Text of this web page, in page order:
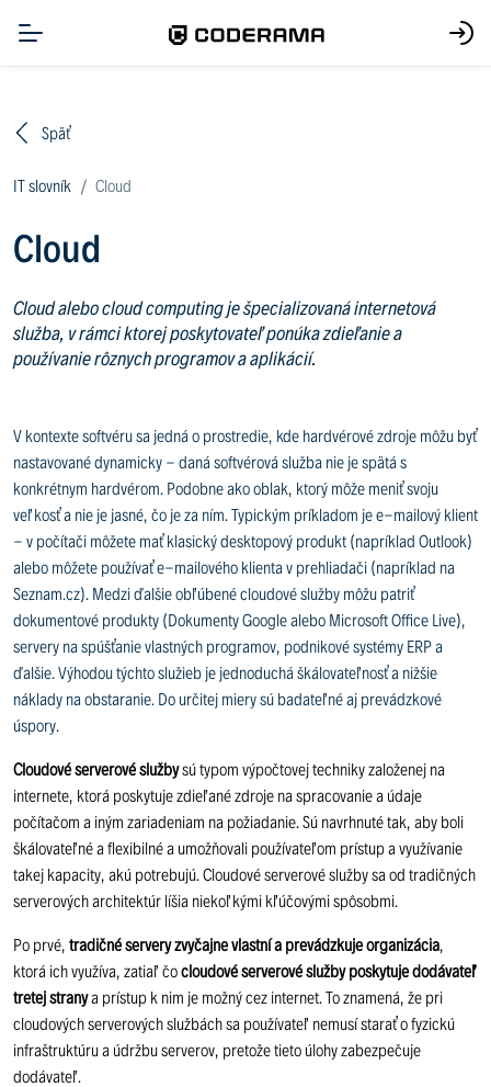
Späť
IT slovník Cloud
Cloud
Cloud alebo cloud computing je špecializovaná internetová
služba, v rámci ktorej poskytovateľ ponúka zdieľanie a
používanie rôznych programov a aplikácií.
V kontexte softvéru sa jedná o prostredie, kde hardvérové zdroje môžu byť
nastavované dynamicky - daná softvérová služba nie je spätá s
konkrétnym hardvérom. Podobne ako oblak, ktorý môže meniť svoju
veľkosť a nie je jasné, čo je za ním. Typickým príkladom je e-mailový klient
- v počítači môžete mať klasický desktopový produkt (napríklad Outlook)
alebo môžete používať e-mailového klienta v prehliadači (napríklad na
Seznam.cz). Medzi ďalšie obľúbené cloudové služby môžu patriť
dokumentové produkty (Dokumenty Google alebo Microsoft Office Live),
servery na spúšťanie vlastných programov, podnikové systémy ERP a
ďalšie. Výhodou týchto služieb je jednoduchá škálovateľnosť a nižšie
náklady na obstaranie. Do určitej miery sú badateľné aj prevádzkové
úspory.
Cloudové serverové službysú typom výpočtovej techniky založenej na
internete, ktorá poskytuje zdieľané zdroje na spracovanie a údaje
počítačom a iným zariadeniam na požiadanie. Sú navrhnuté tak, aby boli
škálovateľné a flexibilné a umožňovali používateľom prístup a využívanie
takej kapacity, akú potrebujú. Cloudové serverové služby sa od tradičných
serverových architektúr líšia niekoľkými kľúčovými spôsobmi.
Po prvé, tradičné servery zvyčajne vlastní a prevádzkuje organizácia,
ktorá ich využíva, zatiaľ čocloudové serverové služby poskytuje dodávateľ
tretej stranya prístup k nim je možný cez internet. To znamená, že pri
cloudových serverových službách sa používateľ nemusí starať o fyzickú
infraštruktúru a údržbu serverov, pretože tieto úlohy zabezpečuje
dodávateľ.